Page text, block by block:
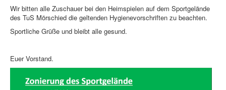
Wir bitten alle Zuschauer bei den Heimspielen auf dem Sportgelände
des TuS Mörschied die geltenden Hygienevorschriften zu beachten.
Sportliche Grüße und bleibt alle gesund.
Euer Vorstand.